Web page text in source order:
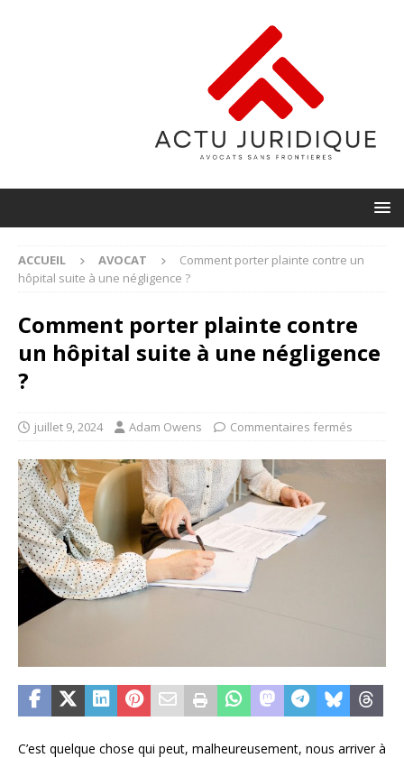
ACCUEIL AVOCAT
Comment porter plainte contre un
hôpital suite à une négligence ?
Comment porter plainte contre
un hôpital suite à une négligence
?
juillet 9, 2024 Adam Owens Commentaires fermés
C’est quelque chose qui peut, malheureusement, nous arriver à